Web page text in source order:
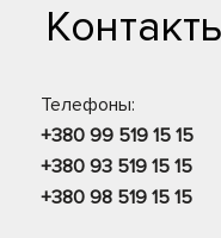
Телефоны:
+380 99 519 15 15
+380 93 519 15 15
+380 98 519 15 15